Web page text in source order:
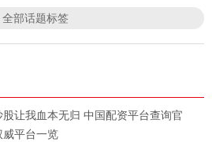
全部话题标签
股让我血本无归 中国配资平台查询官
威平台一览